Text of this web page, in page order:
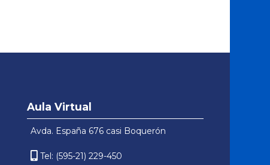
Aula Virtual
Avda. España 676 casi Boquerón
Tel: (595-21) 229-450